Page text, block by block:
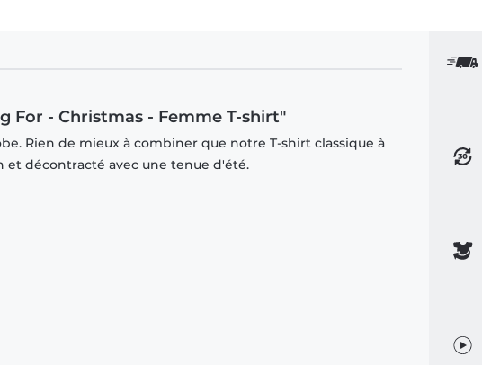
For - Christmas - Femme T-shirt"
Rien de mieux à combiner que notre T-shirt classique à
et décontracté avec une tenue d'été.